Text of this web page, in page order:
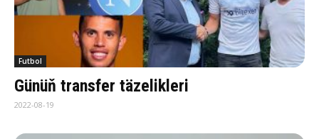
Futbol
Günüň transfer täzelikleri
2022-08-19